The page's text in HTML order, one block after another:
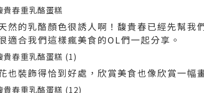
然的乳酪顏色很誘人啊！馥貴春已經先幫我
適合我們這樣瘋美食的OL們一起分享。
也裝飾得恰到好處，欣賞美食也像欣賞一幅